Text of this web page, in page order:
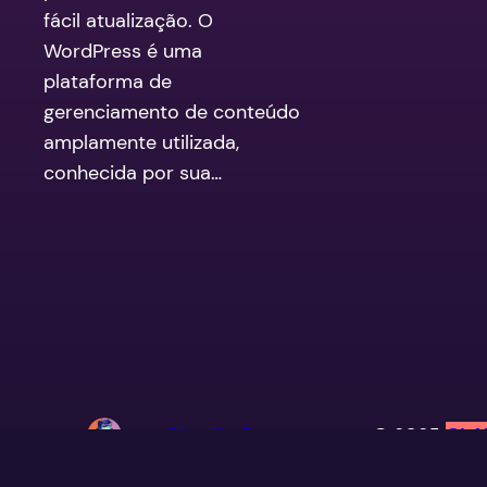
fácil atualização. O
WordPress é uma
plataforma de
gerenciamento de conteúdo
amplamente utilizada,
conhecida por sua…
Claudio Camargo © 2025